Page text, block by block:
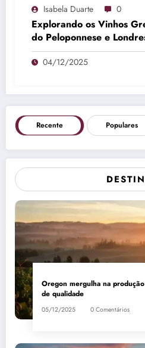
Isabela Duarte 0
Explorando os Vinhos
do Peloponnese e
04/12/2025
Recente Populares
Oregon mergulha na
de qualidade
05/12/2025 0 Comentários